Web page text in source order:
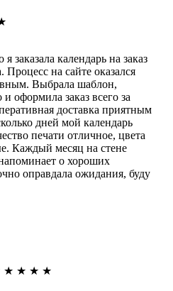
заказала календарь на заказ
Процесс на сайте оказался
Выбрала шаблон,
и оформила заказ всего за
доставка приятным
дней мой календарь
печати отличное, цвета
Каждый месяц на стене
о хороших
оправдала ожидания, буду
★ ★ ★ ★